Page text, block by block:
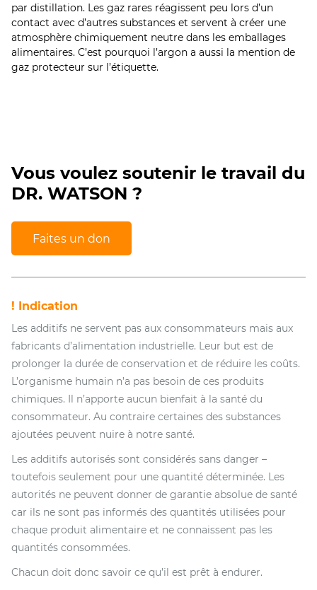
par distillation. Les gaz rares réagissent peu lors d’un
contact avec d’autres substances et servent à créer une
atmosphère chimiquement neutre dans les emballages
alimentaires. C’est pourquoi l’argon a aussi la mention de
gaz protecteur sur l’étiquette.
Vous voulez soutenir le travail du
DR. WATSON ?
Faites un don
! Indication
Les additifs ne servent pas aux consommateurs mais aux
fabricants d’alimentation industrielle. Leur but est de
prolonger la durée de conservation et de réduire les coûts.
L’organisme humain n’a pas besoin de ces produits
chimiques. Il n’apporte aucun bienfait à la santé du
consommateur. Au contraire certaines des substances
ajoutées peuvent nuire à notre santé.
Les additifs autorisés sont considérés sans danger –
toutefois seulement pour une quantité déterminée. Les
autorités ne peuvent donner de garantie absolue de santé
car ils ne sont pas informés des quantités utilisées pour
chaque produit alimentaire et ne connaissent pas les
quantités consommées.
Chacun doit donc savoir ce qu’il est prêt à endurer.